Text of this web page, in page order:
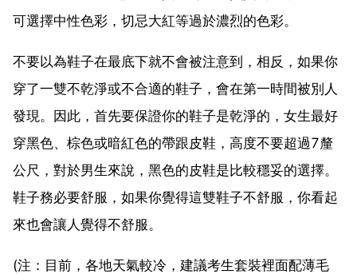
可選擇中性色彩，切忌大紅等過於濃烈的色彩。
不要以為鞋子在最底下就不會被注意到，相反，如果你
穿了一雙不乾淨或不合適的鞋子，會在第一時間被別人
發現。因此，首先要保證你的鞋子是乾淨的，女生最好
穿黑色、棕色或暗紅色的帶跟皮鞋，高度不要超過7釐
公尺，對於男生來說，黑色的皮鞋是比較穩妥的選擇。
鞋子務必要舒服，如果你覺得這雙鞋子不舒服，你看起
來也會讓人覺得不舒服。
(注：目前，各地天氣較冷，建議考生套裝裡面配薄毛